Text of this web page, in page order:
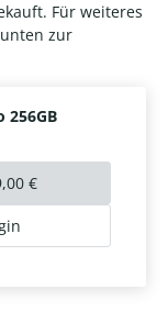
Für weiteres
zur
256GB
€